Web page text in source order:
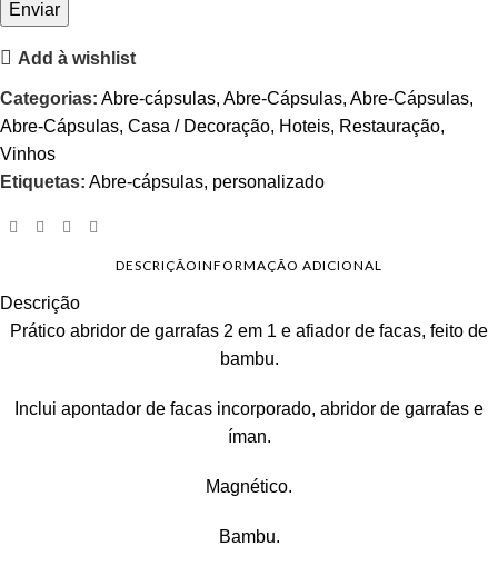
Add à wishlist
Categorias: Abre-cápsulas, Abre-Cápsulas, Abre-Cápsulas,
Abre-Cápsulas, Casa / Decoração, Hoteis, Restauração,
Vinhos
Etiquetas: Abre-cápsulas, personalizado
DESCRIÇÃOINFORMAÇÃO ADICIONAL
Descrição
Prático abridor de garrafas 2 em 1 e afiador de facas, feito de
bambu.
Inclui apontador de facas incorporado, abridor de garrafas e
íman.
Magnético.
Bambu.